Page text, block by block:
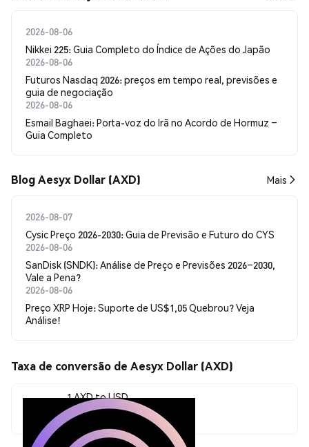
2026-08-06
Nikkei 225: Guia Completo do Índice de Ações do Japão
2026-08-06
Futuros Nasdaq 2026: preços em tempo real, previsões e
guia de negociação
2026-08-06
Esmail Baghaei: Porta-voz do Irã no Acordo de Hormuz –
Guia Completo
Blog Aesyx Dollar (AXD) Mais
2026-08-07
Cysic Preço 2026-2030: Guia de Previsão e Futuro do CYS
2026-08-06
SanDisk (SNDK): Análise de Preço e Previsões 2026–2030,
Vale a Pena?
2026-08-06
Preço XRP Hoje: Suporte de US$1,05 Quebrou? Veja
Análise!
Taxa de conversão de Aesyx Dollar (AXD)
1 AXD to USD
$1.00